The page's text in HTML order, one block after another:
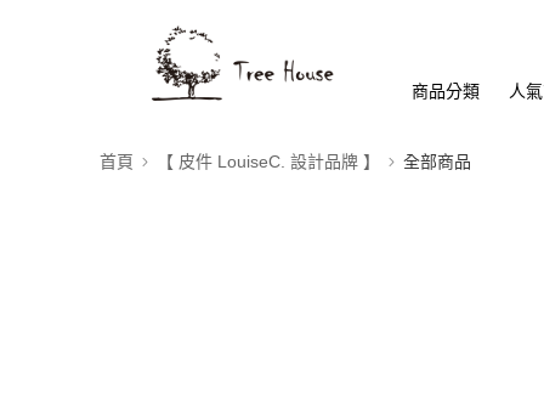
商品分類 人
首頁 【 皮件 LouiseC. 設計品牌 】 全部商品